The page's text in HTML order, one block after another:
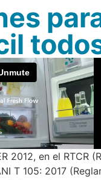
en el RTCR
T 105: 2017